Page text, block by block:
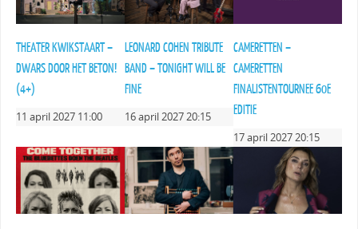
THEATER KWIKSTAART –
DWARS DOOR HET BETON!
(4+)
11 april 2027 11:00
LEONARD COHEN TRIBUTE
BAND – TONIGHT WILL BE
FINE
16 april 2027 20:15
CAMERETTEN –
CAMERETTEN
FINALISTENTOURNEE 60E
EDITIE
17 april 2027 20:15